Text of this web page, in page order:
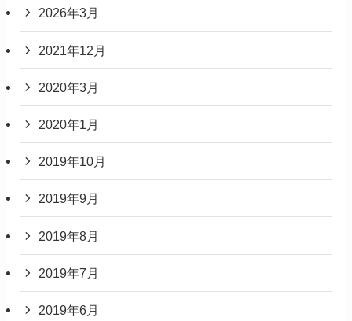
2026年3月
2021年12月
2020年3月
2020年1月
2019年10月
2019年9月
2019年8月
2019年7月
2019年6月